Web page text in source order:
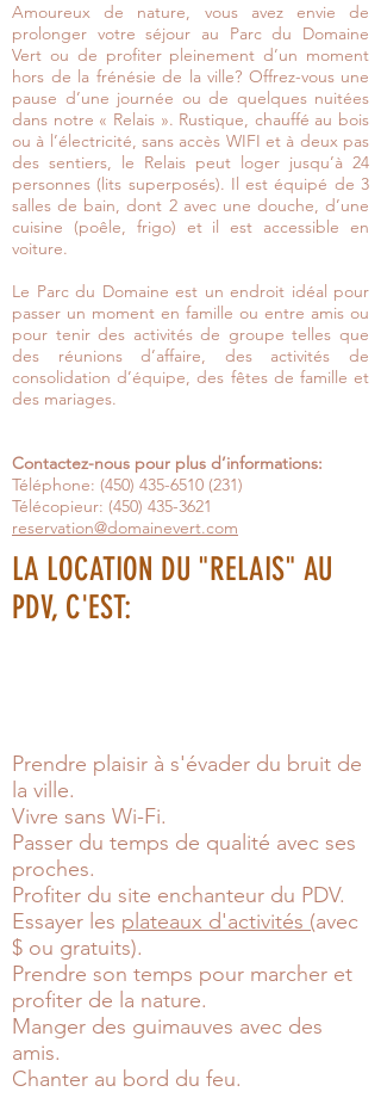
Amoureux de nature, vous avez envie de
prolonger votre séjour au Parc du Domaine
Vert ou de profiter pleinement d’un moment
hors de la frénésie de la ville? Offrez-vous une
pause d’une journée ou de quelques nuitées
dans notre « Relais ». Rustique, chauffé au bois
ou à l’électricité, sans accès WIFI et à deux pas
des sentiers, le Relais peut loger jusqu’à 24
personnes (lits superposés). Il est équipé de 3
salles de bain, dont 2 avec une douche, d’une
cuisine (poêle, frigo) et il est accessible en
voiture.
Le Parc du Domaine est un endroit idéal pour
passer un moment en famille ou entre amis ou
pour tenir des activités de groupe telles que
des réunions d’affaire, des activités de
consolidation d’équipe, des fêtes de famille et
des mariages.
Contactez-nous pour plus d’informations:
Téléphone: (450) 435-6510 (231)
Télécopieur: (450) 435-3621
reservation@domainevert.com
LA LOCATION DU "RELAIS" AU
PDV, C'EST:
Prendre plaisir à s'évader du bruit de
la ville.
Vivre sans Wi-Fi.
Passer du temps de qualité avec ses
proches.
Profiter du site enchanteur du PDV.
Essayer les plateaux d'activités (avec
$ ou gratuits).
Prendre son temps pour marcher et
profiter de la nature.
Manger des guimauves avec des
amis.
Chanter au bord du feu.